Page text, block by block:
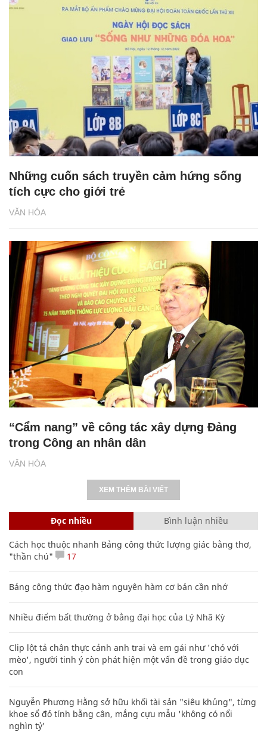
VĂN HÓA
Những cuốn sách truyền cảm hứng sống
tích cực cho giới trẻ
VĂN HÓA
“Cẩm nang” về công tác xây dựng Đảng
trong Công an nhân dân
XEM THÊM BÀI VIẾT
Đọc nhiều Bình luận nhiều
Cách học thuộc nhanh Bảng công thức lượng giác bằng thơ,
"thần chú"
17
Bảng công thức đạo hàm nguyên hàm cơ bản cần nhớ
Nhiều điểm bất thường ở bằng đại học của Lý Nhã Kỳ
Clip lột tả chân thực cảnh anh trai và em gái như 'chó với
mèo', người tinh ý còn phát hiện một vấn đề trong giáo dục
con
Nguyễn Phương Hằng sở hữu khối tài sản "siêu khủng", từng
khoe sổ đỏ tính bằng cân, mắng cựu mẫu 'không có nổi
nghìn tỷ'